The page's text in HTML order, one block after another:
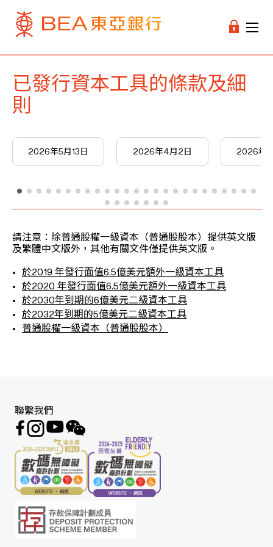
已發行資本工具的條款及細
則
2026年5月13日 2026年4月2日 2026年3
請注意：除普通股權一級資本（普通股股本）提供英文版
及繁體中文版外，其他有關文件僅提供英文版。
於2019 年發行面值6.5億美元額外一級資本工具
於2020 年發行面值6.5億美元額外一級資本工具
於2030年到期的6億美元二級資本工具
於2032年到期的5億美元二級資本工具
普通股權一級資本（普通股股本）
聯繫我們